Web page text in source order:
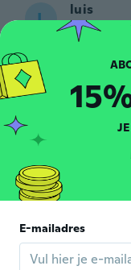
L luis
Lid
Reçu
reste
C
Great
came
ongeveer 5
D Daniel
2015
E-mailadres